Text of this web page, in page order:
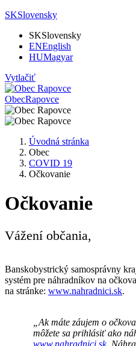
SKSlovensky
SKSlovensky
ENEnglish
HUMagyar
Vytlačiť
ObecRapovce
Úvodná stránka
Obec
COVID 19
Očkovanie
Očkovanie
Vážení občania,
Banskobystrický samosprávny
systém pre náhradníkov na
na stránke: www.nahradnici.sk.
„Ak máte záujem o
môžete sa prihlásiť ako
www.nahradnici.sk.